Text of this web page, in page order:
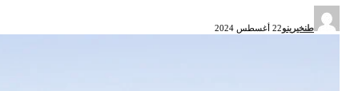
طنخيرينو22 أغسطس 2024